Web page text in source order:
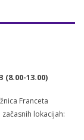
(8.00-13.00)
Franceta
lokacijah: